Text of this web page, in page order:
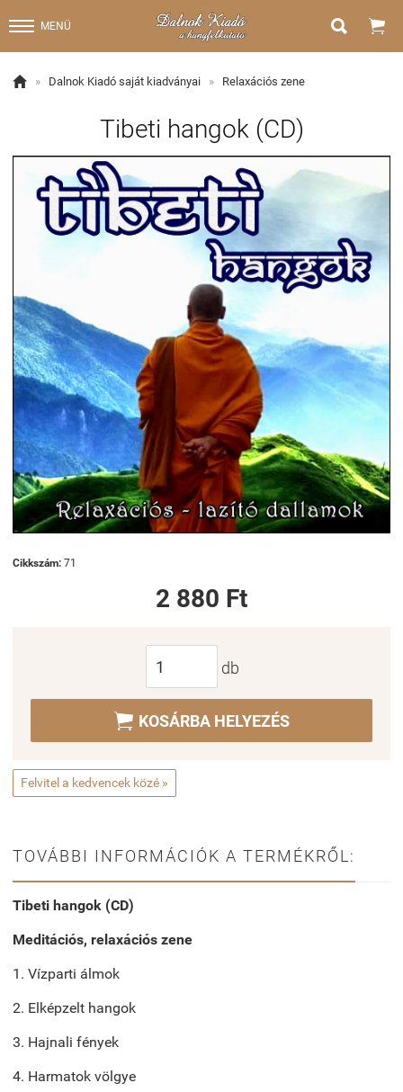
MENÜ  
 » Dalnok Kiadó saját kiadványai » Relaxációs zene
Tibeti hangok (CD)
Cikkszám: 71
2 880 Ft
db
 KOSÁRBA HELYEZÉS
Felvitel a kedvencek közé »
TOVÁBBI INFORMÁCIÓK A TERMÉKRŐL:
Tibeti hangok (CD)
Meditációs, relaxációs zene
1. Vízparti álmok
2. Elképzelt hangok
3. Hajnali fények
4. Harmatok völgye